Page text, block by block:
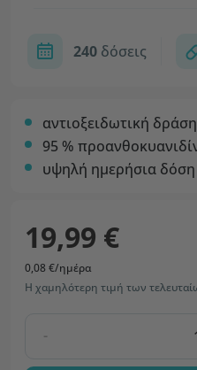
240 δόσεις
αντιοξειδωτική δράση
95 %
υψηλή ημερήσια δόση
19,99 €
0,08 €/ημέρα
Η χαμηλότερη τιμή των
-